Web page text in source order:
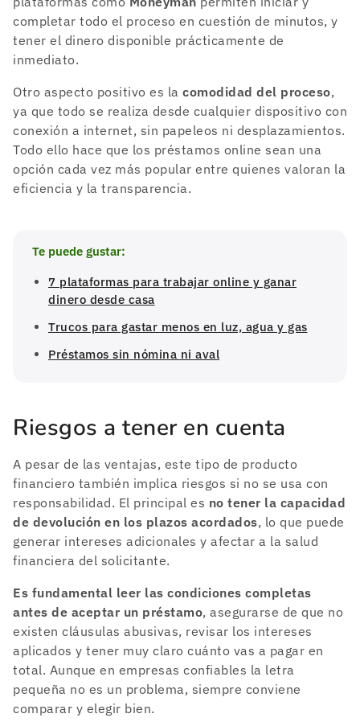
completar todo el proceso en cuestión de minutos, y
tener el dinero disponible prácticamente de
inmediato.
Otro aspecto positivo es la comodidad del proceso,
ya que todo se realiza desde cualquier dispositivo con
conexión a internet, sin papeleos ni desplazamientos.
Todo ello hace que los préstamos online sean una
opción cada vez más popular entre quienes valoran la
eficiencia y la transparencia.
Te puede gustar:
7 plataformas para trabajar online y ganar
dinero desde casa
Trucos para gastar menos en luz, agua y gas
Préstamos sin nómina ni aval
Riesgos a tener en cuenta
A pesar de las ventajas, este tipo de producto
financiero también implica riesgos si no se usa con
responsabilidad. El principal es no tener la capacidad
de devolución en los plazos acordados, lo que puede
generar intereses adicionales y afectar a la salud
financiera del solicitante.
Es fundamental leer las condiciones completas
antes de aceptar un préstamo, asegurarse de que no
existen cláusulas abusivas, revisar los intereses
aplicados y tener muy claro cuánto vas a pagar en
total. Aunque en empresas confiables la letra
pequeña no es un problema, siempre conviene
comparar y elegir bien.